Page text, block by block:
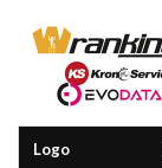
Logo